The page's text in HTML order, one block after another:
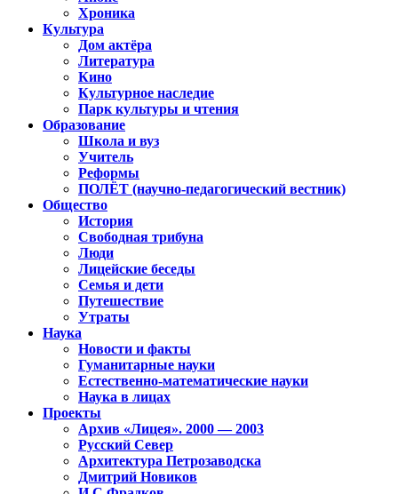
Хроника
Культура
Дом актёра
Литература
Кино
Культурное наследие
Парк культуры и чтения
Образование
Школа и вуз
Учитель
Реформы
ПОЛЁТ (научно-педагогический вестник)
Общество
История
Свободная трибуна
Люди
Лицейские беседы
Семья и дети
Путешествие
Утраты
Наука
Новости и факты
Гуманитарные науки
Естественно-математические науки
Наука в лицах
Проекты
Архив «Лицея». 2000 — 2003
Русский Север
Архитектура Петрозаводска
Дмитрий Новиков